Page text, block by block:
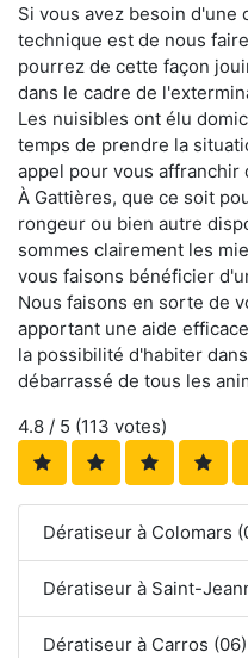
Si vous avez besoin d'une
technique est de nous
pourrez de cette façon
dans le cadre de
Les nuisibles ont élu
temps de prendre la
appel pour vous affranchir
À Gattières, que ce soit
rongeur ou bien autre
sommes clairement les
vous faisons bénéficier
Nous faisons en sorte de
apportant une aide
la possibilité d'habiter
débarrassé de tous les
4.8 / 5 (113 votes)
Dératiseur à Colomars
Dératiseur à Saint-
Dératiseur à Carros (06)